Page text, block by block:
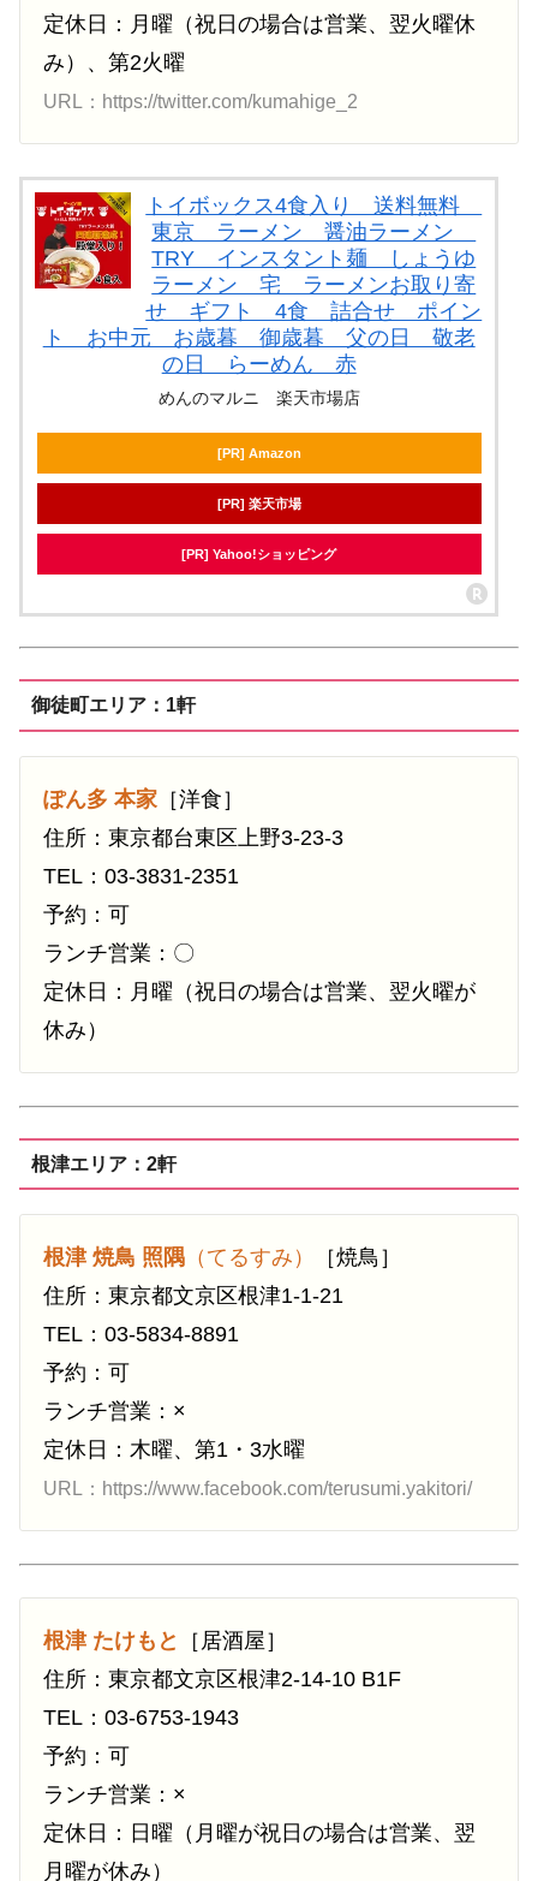
定休日：月曜（祝日の場合は営業、翌火曜休
み）、第2火曜
URL：https://twitter.com/kumahige_2
トイボックス4食入り 送料無料
東京 ラーメン 醤油ラーメン
TRY インスタント麺 しょうゆ
ラーメン 宅 ラーメンお取り寄
せ ギフト 4食 詰合せ ポイン
ト お中元 お歳暮 御歳暮 父の日 敬老
の日 らーめん 赤
めんのマルニ 楽天市場店
[PR] Amazon
[PR] 楽天市場
[PR] Yahoo!ショッピング
御徒町エリア：1軒
ぽん多 本家 ［洋食］
住所：東京都台東区上野3-23-3
TEL：03-3831-2351
予約：可
ランチ営業：〇
定休日：月曜（祝日の場合は営業、翌火曜が
休み）
根津エリア：2軒
根津 焼鳥 照隅 （てるすみ）
［焼鳥］
住所：東京都文京区根津1-1-21
TEL：03-5834-8891
予約：可
ランチ営業：×
定休日：木曜、第1・3水曜
URL：https://www.facebook.com/terusumi.yakitori/
根津 たけもと
［居酒屋］
住所：東京都文京区根津2-14-10 B1F
TEL：03-6753-1943
予約：可
ランチ営業：×
定休日：日曜（月曜が祝日の場合は営業、翌
月曜が休み）